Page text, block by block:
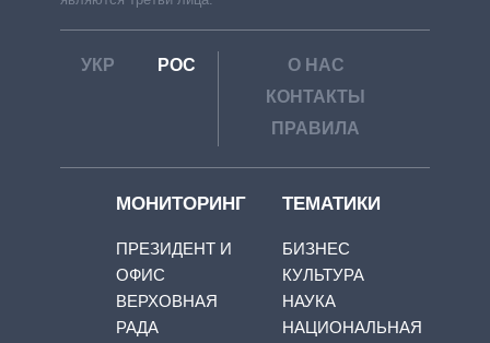
УКР РОС
О НАС
КОНТАКТЫ
ПРАВИЛА
МОНИТОРИНГ
ПРЕЗИДЕНТ И
ОФИС
ВЕРХОВНАЯ
РАДА
ТЕМАТИКИ
БИЗНЕС
КУЛЬТУРА
НАУКА
НАЦИОНАЛЬНАЯ